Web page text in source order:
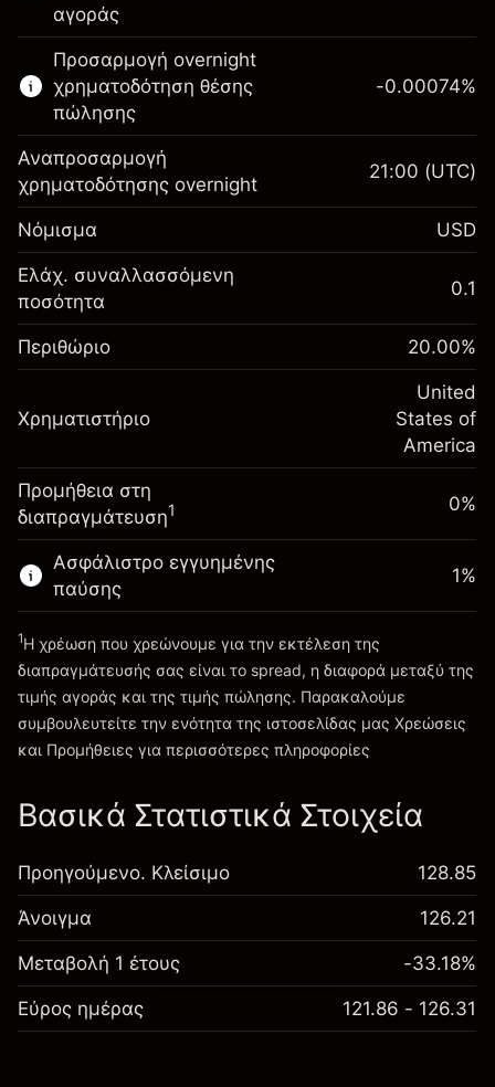
Μάθετε περισσότερα σχετικά με:
CFDs
αγοράς
Περιθώριο. Η επένδυσή
σας
$1,000.00
Αναπροσαρμογή
χρηματοδότησης κατά
τη διάρκεια της νύχτας
Χρεώσεις από την πλήρη αξία
της θέσης
%
(-$1.07)
~$5,000.00
Πηγαίνετε στην πλατφόρμα
Προσαρμογή overnight
χρηματοδότηση θέσης
πώλησης
Περιθώριο. Η επένδυσή
σας
Αναπροσαρμογή
τη διάρκεια της νύχτας
της θέσης
-0.000738
%
(-$0.04)
Μέγεθος διαπραγμάτευσης με μόχλευση
~$5,000.00
Χρήματα από μόχλευση ~
-0.00074%
Αναπροσαρμογή
χρηματοδότησης overnight
21:00 (UTC)
Νόμισμα USD
Ελάχ. συναλλασσόμενη
ποσότητα
0.1
Περιθώριο 20.00%
Χρηματιστήριο
United
States of
America
Προμήθεια στη
διαπραγμάτευση1 0%
Ασφάλιστρο εγγυημένης
παύσης
Χρεώσεις και Τέλη
1%
1Η χρέωση που χρεώνουμε για την εκτέλεση της
διαπραγμάτευσής σας είναι το spread, η διαφορά μεταξύ της
τιμής αγοράς και της τιμής πώλησης. Παρακαλούμε
συμβουλευτείτε την ενότητα της ιστοσελίδας μας Χρεώσεις
και Προμήθειες για περισσότερες πληροφορίες
Βασικά Στατιστικά Στοιχεία
Προηγούμενο. Κλείσιμο 128.85
Άνοιγμα 126.21
Μεταβολή 1 έτους -33.18%
Εύρος ημέρας 121.86 - 126.31